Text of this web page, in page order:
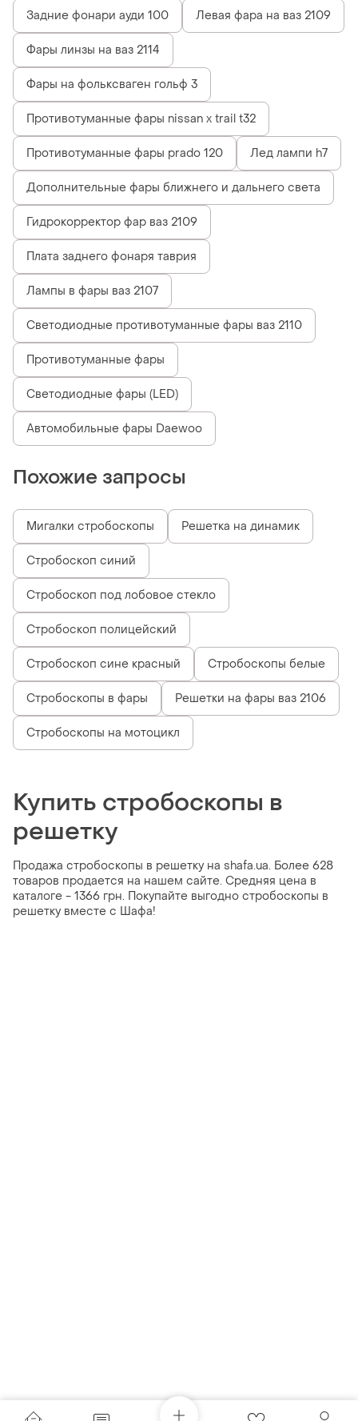
Задние фонари ауди 100 Левая фара на ваз 2109
Фары линзы на ваз 2114
Фары на фольксваген гольф 3
Противотуманные фары nissan x trail t32
Противотуманные фары prado 120 Лед лампи h7
Дополнительные фары ближнего и дальнего света
Гидрокорректор фар ваз 2109
Плата заднего фонаря таврия
Лампы в фары ваз 2107
Светодиодные противотуманные фары ваз 2110
Противотуманные фары
Светодиодные фары (LED)
Автомобильные фары Daewoo
Похожие запросы
Мигалки стробоскопы Решетка на динамик
Стробоскоп синий
Стробоскоп под лобовое стекло
Стробоскоп полицейский
Стробоскоп сине красный Стробоскопы белые
Стробоскопы в фары Решетки на фары ваз 2106
Стробоскопы на мотоцикл
Купить стробоскопы в
решетку
Продажа стробоскопы в решетку на shafa.ua. Более 628
товаров продается на нашем сайте. Средняя цена в
каталоге - 1366 грн. Покупайте выгодно стробоскопы в
решетку вместе с Шафа!